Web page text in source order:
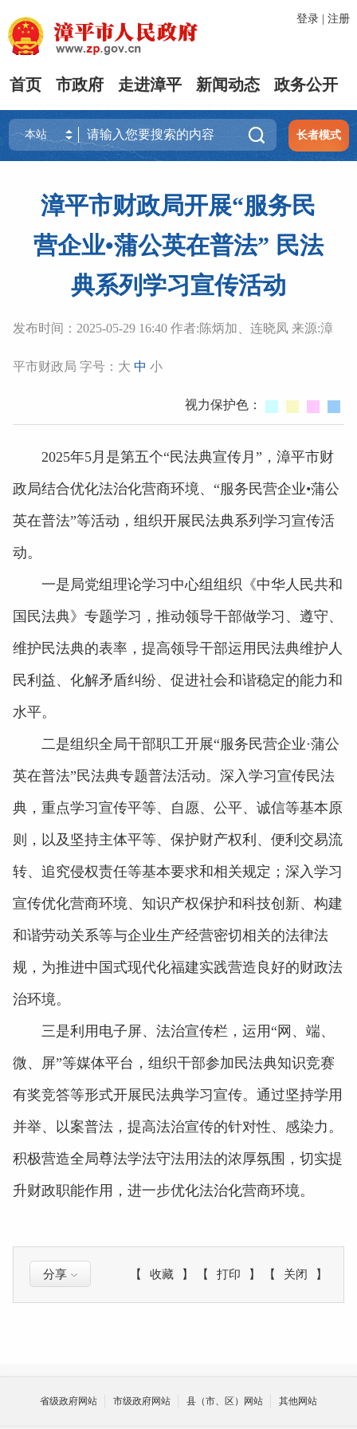
登录| 注册
首页 市政府 走进漳平 新闻动态 政务公开
长者模式

漳平市财政局开展“服务民
营企业•蒲公英在普法” 民法
典系列学习宣传活动
发布时间：2025-05-29 16:40 作者:陈炳加、连晓凤 来源:漳
平市财政局 字号： 大 中 小
视力保护色：
2025年5月是第五个“民法典宣传月”，漳平市财
政局结合优化法治化营商环境、“服务民营企业•蒲公
英在普法”等活动，组织开展民法典系列学习宣传活
动。
一是局党组理论学习中心组组织《中华人民共和
国民法典》专题学习，推动领导干部做学习、遵守、
维护民法典的表率，提高领导干部运用民法典维护人
民利益、化解矛盾纠纷、促进社会和谐稳定的能力和
水平。
二是组织全局干部职工开展“服务民营企业·蒲公
英在普法”民法典专题普法活动。深入学习宣传民法
典，重点学习宣传平等、自愿、公平、诚信等基本原
则，以及坚持主体平等、保护财产权利、便利交易流
转、追究侵权责任等基本要求和相关规定；深入学习
宣传优化营商环境、知识产权保护和科技创新、构建
和谐劳动关系等与企业生产经营密切相关的法律法
规，为推进中国式现代化福建实践营造良好的财政法
治环境。
三是利用电子屏、法治宣传栏，运用“网、端、
微、屏”等媒体平台，组织干部参加民法典知识竞赛
有奖竞答等形式开展民法典学习宣传。通过坚持学用
并举、以案普法，提高法治宣传的针对性、感染力。
积极营造全局尊法学法守法用法的浓厚氛围，切实提
升财政职能作用，进一步优化法治化营商环境。
分享 【 收藏 】 【 打印 】 【 关闭 】
省级政府网站 市级政府网站 县（市、区）网站 其他网站